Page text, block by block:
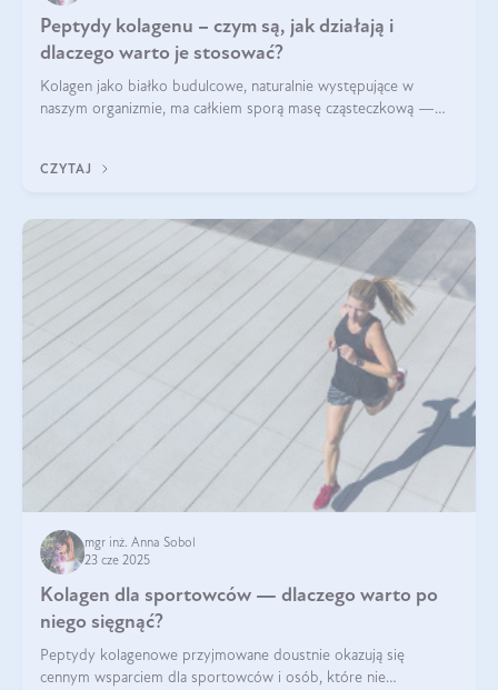
Peptydy kolagenu – czym są, jak działają i
dlaczego warto je stosować?
Kolagen jako białko budulcowe, naturalnie występujące w
naszym organizmie, ma całkiem sporą masę cząsteczkową —
bardziej biodostępny
CZYTAJ
mgr inż. Anna Sobol
23 cze 2025
Kolagen dla sportowców — dlaczego warto po
niego sięgnąć?
Peptydy kolagenowe przyjmowane doustnie okazują się
cennym wsparciem dla sportowców i osób, które nie